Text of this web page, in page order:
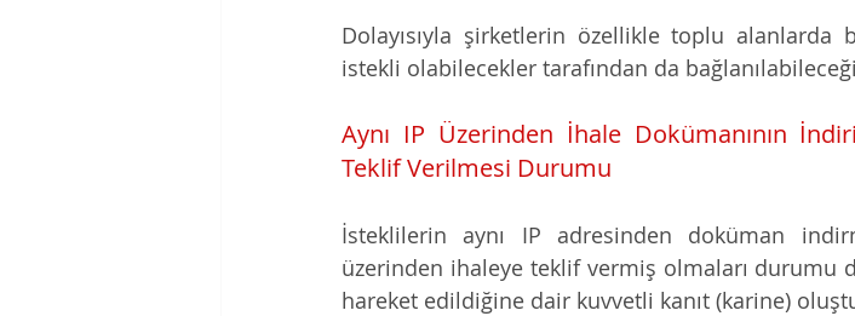
Dolayısıyla şirketlerin özellikle toplu alanlarda
istekli olabilecekler tarafından da
Aynı IP Üzerinden İhale Dokümanının
Teklif Verilmesi Durumu
İsteklilerin aynı IP adresinden doküman
üzerinden ihaleye teklif vermiş olmaları
hareket edildiğine dair kuvvetli kanıt (karine)